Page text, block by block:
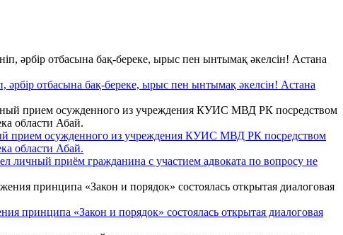
әрбір отбасына бақ-береке, ырыс пен ынтымақ әкелсін! Астана
прием осужденного из учреждения КУИС МВД РК посредством
области Абай.
личный приём гражданина с участием адвоката по вопросу не
принципа «Закон и порядок» состоялась открытая диалоговая